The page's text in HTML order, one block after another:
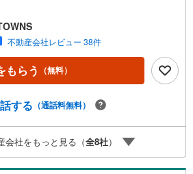
らしやすさが変わります。陽射しの入り
わります。南東向きの物件です。こちら
物件です。
不動産会社レビュー 38件
もらう （無料）
する （通話料無料）
会社をもっと見る（全8社）